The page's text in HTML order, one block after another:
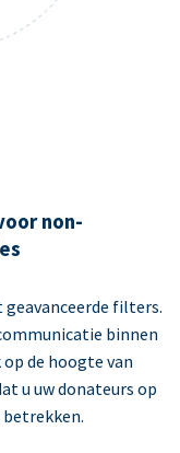
non-
filters.
binnen
de hoogte van
u uw donateurs op